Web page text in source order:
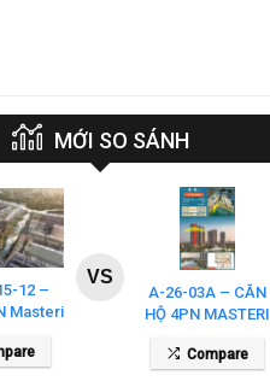
MỚI SO SÁNH
12 –
Masteri
VS
A-26-03A – CĂN
HỘ 4PN MASTERI
COSMO CENTRAL
– THE GLOBAL
Compare